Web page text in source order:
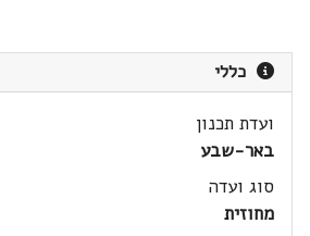
כללי
ועדת תכנון
באר-שבע
סוג ועדה
מחוזית